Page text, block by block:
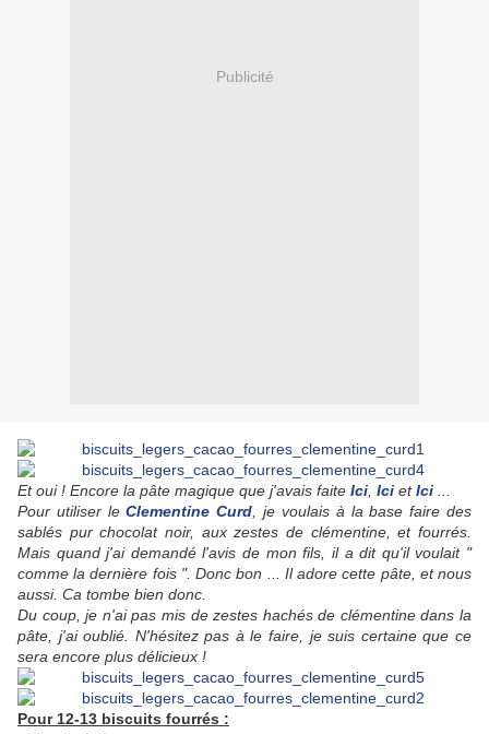
Publicité
Et oui ! Encore la pâte magique que j'avais faite Ici Ici etIci
Pour utiliser leClementine Curd , je voulais à la base faire des
sablés pur chocolat noir, aux zestes de clémentine, et fourrés.
Mais quand j'ai demandé l'avis de mon fils, il a dit qu'il voulait "
comme la dernière fois ". Donc bon ... Il adore cette pâte, et nous
aussi. Ca tombe bien donc.
Du coup, je n'ai pas mis de zestes hachés de clémentine dans la
pâte, j'ai oublié. N'hésitez pas à le faire, je suis certaine que ce
sera encore plus délicieux !
Pour 12-13 biscuits fourrés :